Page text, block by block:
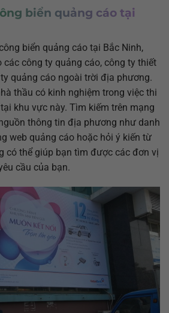
biển quảng cáo tại
biển quảng cáo tại Bắc Ninh,
các công ty quảng cáo, công ty thiết
quảng cáo ngoài trời địa phương.
thầu có kinh nghiệm trong việc thi
khu vực này. Tìm kiếm trên mạng
thông tin địa phương như danh
web quảng cáo hoặc hỏi ý kiến từ
có thể giúp bạn tìm được các đơn vị
cầu của bạn.